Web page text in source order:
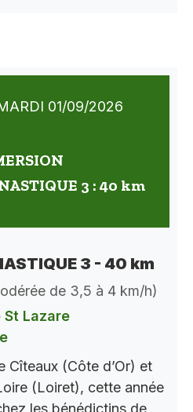
01/09/2026
3 : 40 km
3 - 40 km
de 3,5 à 4 km/h)
Lazare
Cîteaux (Côte d’Or) et
(Loiret), cette année
les bénédictins de